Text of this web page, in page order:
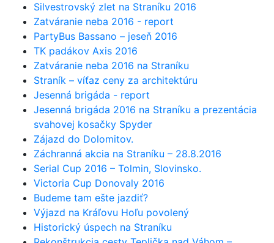
Silvestrovský zlet na Straníku 2016
Zatváranie neba 2016 - report
PartyBus Bassano – jeseň 2016
TK padákov Axis 2016
Zatváranie neba 2016 na Straníku
Straník – víťaz ceny za architektúru
Jesenná brigáda - report
Jesenná brigáda 2016 na Straníku a prezentácia
svahovej kosačky Spyder
Zájazd do Dolomitov.
Záchranná akcia na Straníku – 28.8.2016
Serial Cup 2016 – Tolmin, Slovinsko.
Victoria Cup Donovaly 2016
Budeme tam ešte jazdiť?
Výjazd na Kráľovu Hoľu povolený
Historický úspech na Straníku